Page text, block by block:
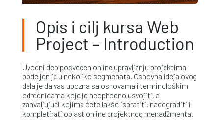
Opis i cilj kursa Web
Project – Introduction
Uvodni deo posvećen online upravljanju projektima
podeljen je u nekoliko segmenata. Osnovna ideja ovog
dela je da vas upozna sa osnovama i terminološkim
odrednicama koje je neophodno usvojiti, a
zahvaljujući kojima ćete lakše ispratiti, nadograditi i
kompletirati oblast online projektnog menadžmenta.